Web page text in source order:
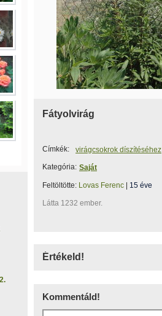
Fátyolvirág
Címkék:
virágcsokrok díszítéséhez
Kategória: Saját
Feltöltötte: Lovas Ferenc 15 éve
Látta 1232 ember.
Értékeld!
Kommentáld!